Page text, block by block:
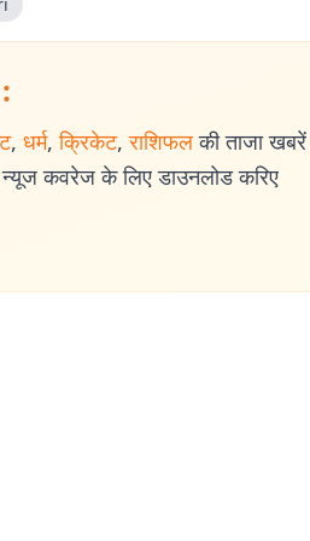
, धर्म, क्रिकेट, राशिफल की ताजा
कवरेज के लिए डाउनलोड करिए